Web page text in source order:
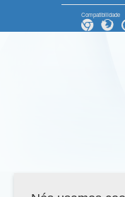
Compatibilidade